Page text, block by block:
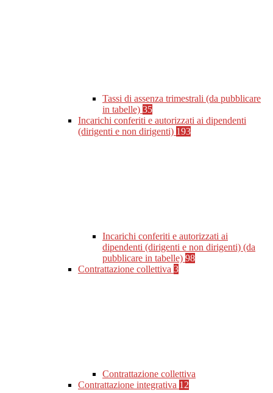
Tassi di assenza trimestrali (da pubblicare
in tabelle) 35
Incarichi conferiti e autorizzati ai dipendenti
(dirigenti e non dirigenti) 193
Incarichi conferiti e autorizzati ai
dipendenti (dirigenti e non dirigenti) (da
pubblicare in tabelle) 98
Contrattazione collettiva 3
Contrattazione collettiva
Contrattazione integrativa 12